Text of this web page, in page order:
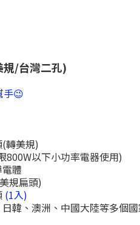
/台灣二孔)
手😉
轉美規)
800W以下小功率電器使用)
體
規扁頭)
(1入)
韓、澳洲、中國大陸等多個